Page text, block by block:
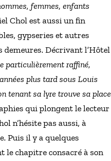
femmes, enfants
Chol est aussi un fin
gypseries et autres
demeures. Décrivant l’Hôtel
particulièrement raffiné,
plus tard sous Louis
tenant sa lyre trouve sa place
qui plongent le lecteur
n’hésite pas aussi, à
Puis il y a quelques
le chapitre consacré à son